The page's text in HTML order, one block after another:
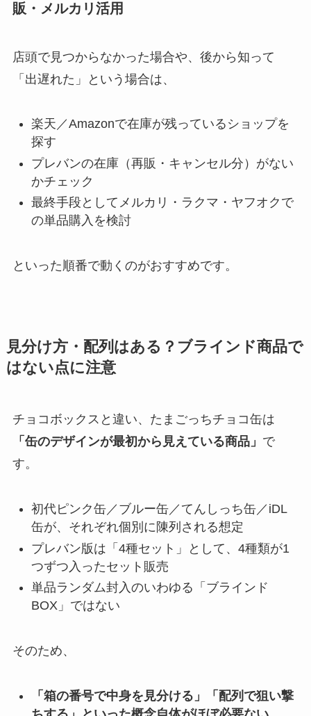
販・メルカリ活用
店頭で見つからなかった場合や、後から知って
「出遅れた」という場合は、
楽天／Amazonで在庫が残っているショップを
探す
プレバンの在庫（再販・キャンセル分）がない
かチェック
最終手段としてメルカリ・ラクマ・ヤフオクで
の単品購入を検討
といった順番で動くのがおすすめです。
見分け方・配列はある？ブラインド商品で
はない点に注意
チョコボックスと違い、たまごっちチョコ缶は
「缶のデザインが最初から見えている商品」 で
す。
初代ピンク缶／ブルー缶／てんしっち缶／iDL
缶が、それぞれ個別に陳列される想定
プレバン版は「4種セット」として、4種類が1
つずつ入ったセット販売
単品ランダム封入のいわゆる「ブラインド
BOX」ではない
そのため、
「箱の番号で中身を見分ける」「配列で狙い撃